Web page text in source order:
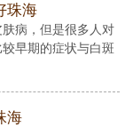
珠海
病，但是很多人对
早期的症状与白斑
海